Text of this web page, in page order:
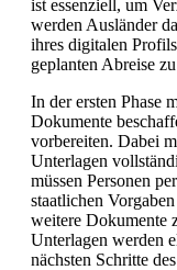
ist essenziell, um
werden Ausländer
ihres digitalen
geplanten Abreise
In der ersten Phase
Dokumente
vorbereiten. Dabei
Unterlagen
müssen Personen
staatlichen
weitere Dokumente
Unterlagen werden
nächsten Schritte